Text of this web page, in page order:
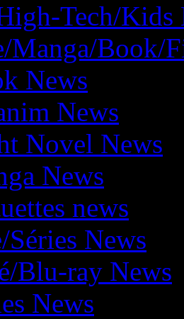
Tech/Kids
Manga/Book/
News
News
Novel News
News
news
News
Blu-ray News
News